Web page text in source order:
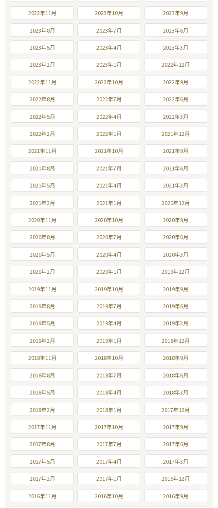
2023年11月 2023年10月 2023年9月
2023年8月 2023年7月 2023年6月
2023年5月 2023年4月 2023年3月
2023年2月 2023年1月 2022年12月
2022年11月 2022年10月 2022年9月
2022年8月 2022年7月 2022年6月
2022年5月 2022年4月 2022年3月
2022年2月 2022年1月 2021年12月
2021年11月 2021年10月 2021年9月
2021年8月 2021年7月 2021年6月
2021年5月 2021年4月 2021年3月
2021年2月 2021年1月 2020年12月
2020年11月 2020年10月 2020年9月
2020年8月 2020年7月 2020年6月
2020年5月 2020年4月 2020年3月
2020年2月 2020年1月 2019年12月
2019年11月 2019年10月 2019年9月
2019年8月 2019年7月 2019年6月
2019年5月 2019年4月 2019年3月
2019年2月 2019年1月 2018年12月
2018年11月 2018年10月 2018年9月
2018年8月 2018年7月 2018年6月
2018年5月 2018年4月 2018年3月
2018年2月 2018年1月 2017年12月
2017年11月 2017年10月 2017年9月
2017年8月 2017年7月 2017年6月
2017年5月 2017年4月 2017年3月
2017年2月 2017年1月 2016年12月
2016年11月 2016年10月 2016年9月